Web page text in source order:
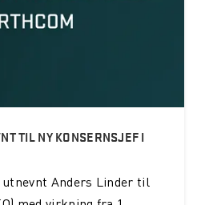
TIL NY KONSERNSJEF I
Anders Linder til